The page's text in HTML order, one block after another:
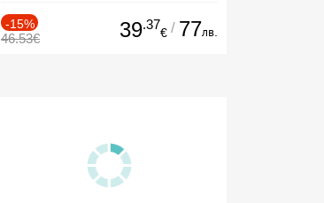
-15%
46.53€ 39.37
€ / 77лв.